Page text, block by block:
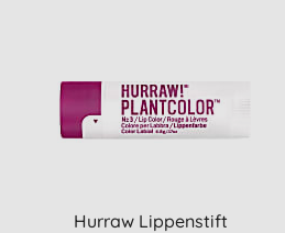
Hurraw Lippenstift